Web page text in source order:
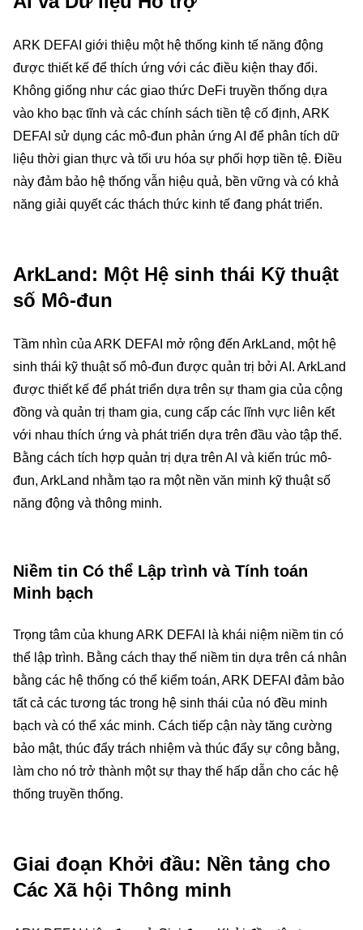
ARK DEFAI giới thiệu một hệ thống kinh tế năng động
được thiết kế để thích ứng với các điều kiện thay đổi.
Không giống như các giao thức DeFi truyền thống dựa
vào kho bạc tĩnh và các chính sách tiền tệ cố định, ARK
DEFAI sử dụng các mô-đun phản ứng AI để phân tích dữ
liệu thời gian thực và tối ưu hóa sự phối hợp tiền tệ. Điều
này đảm bảo hệ thống vẫn hiệu quả, bền vững và có khả
năng giải quyết các thách thức kinh tế đang phát triển.
ArkLand: Một Hệ sinh thái Kỹ thuật
số Mô-đun
Tầm nhìn của ARK DEFAI mở rộng đến ArkLand, một hệ
sinh thái kỹ thuật số mô-đun được quản trị bởi AI. ArkLand
được thiết kế để phát triển dựa trên sự tham gia của cộng
đồng và quản trị tham gia, cung cấp các lĩnh vực liên kết
với nhau thích ứng và phát triển dựa trên đầu vào tập thể.
Bằng cách tích hợp quản trị dựa trên AI và kiến trúc mô-
đun, ArkLand nhằm tạo ra một nền văn minh kỹ thuật số
năng động và thông minh.
Niềm tin Có thể Lập trình và Tính toán
Minh bạch
Trọng tâm của khung ARK DEFAI là khái niệm niềm tin có
thể lập trình. Bằng cách thay thế niềm tin dựa trên cá nhân
bằng các hệ thống có thể kiểm toán, ARK DEFAI đảm bảo
tất cả các tương tác trong hệ sinh thái của nó đều minh
bạch và có thể xác minh. Cách tiếp cận này tăng cường
bảo mật, thúc đẩy trách nhiệm và thúc đẩy sự công bằng,
làm cho nó trở thành một sự thay thế hấp dẫn cho các hệ
thống truyền thống.
Giai đoạn Khởi đầu: Nền tảng cho
Các Xã hội Thông minh